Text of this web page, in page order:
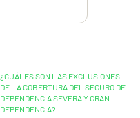
¿CUÁLES SON LAS EXCLUSIONES
DE LA COBERTURA DEL SEGURO DE
DEPENDENCIA SEVERA Y GRAN
DEPENDENCIA?